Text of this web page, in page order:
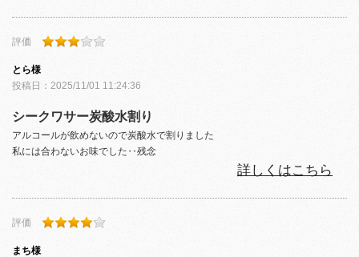
評価
とら様
投稿日： 2025/11/01 11:24:36
シークワサー炭酸水割り
アルコールが飲めないので炭酸水で割りました
私には合わないお味でした‥残念
詳しくはこちら
評価
まち様